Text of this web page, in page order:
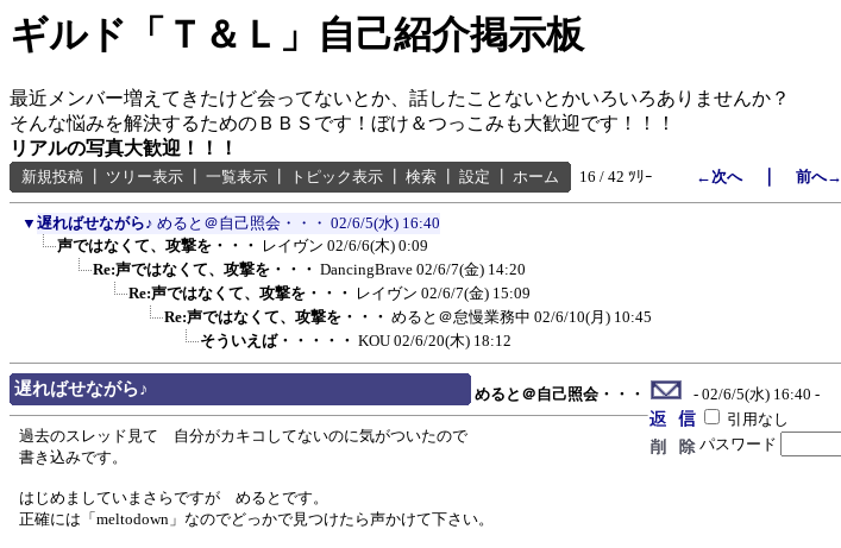
ギルド「Ｔ＆Ｌ」自己紹介掲示板
最近メンバー増えてきたけど会ってないとか、話したことないとかいろいろありませんか？
そんな悩みを解決するためのＢＢＳです！ぼけ＆つっこみも大歓迎です！！！
リアルの写真大歓迎！！！
新規投稿 ツリー表示 一覧表示 トピック表示 検索 設定 ホーム 16 / 42 ﾂﾘｰ ←次へ｜ 前へ→
▼ 遅ればせながら♪ めると＠自己照会・・・ 02/6/5(水) 16:40
声ではなくて、攻撃を・・・ レイヴン 02/6/6(木) 0:09
Re:声ではなくて、攻撃を・・・ DancingBrave 02/6/7(金) 14:20
Re:声ではなくて、攻撃を・・・ レイヴン 02/6/7(金) 15:09
Re:声ではなくて、攻撃を・・・ めると＠怠慢業務中 02/6/10(月) 10:45
そういえば・・・・・ KOU 02/6/20(木) 18:12
遅ればせながら♪ めると＠自己照会・・・
- 02/6/5(水) 16:40 -
引用なし
パスワード
過去のスレッド見て 自分がカキコしてないのに気がついたので
書き込みです。
はじめましていまさらですが めるとです。
正確には「meltodown」なのでどっかで見つけたら声かけて下さい。